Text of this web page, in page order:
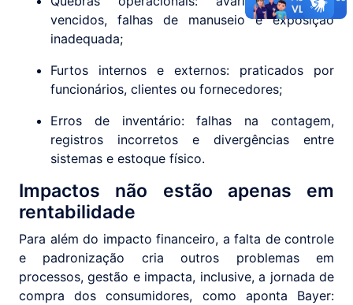
vencidos, falhas de manuseio e exposição
inadequada;
Furtos internos e externos: praticados por
funcionários, clientes ou fornecedores;
Erros de inventário: falhas na contagem,
registros incorretos e divergências entre
sistemas e estoque físico.
Impactos não estão apenas em
rentabilidade
Para além do impacto financeiro, a falta de controle
e padronização cria outros problemas em
processos, gestão e impacta, inclusive, a jornada de
compra dos consumidores, como aponta Bayer: